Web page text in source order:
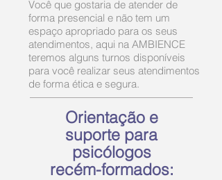
Você que gostaria de atender de
forma presencial e não tem um
espaço apropriado para os seus
atendimentos, aqui na AMBIENCE
teremos alguns turnos disponíveis
para você realizar seus atendimentos
de forma ética e segura.
Orientação e
suporte para
psicólogos
recém-formados: